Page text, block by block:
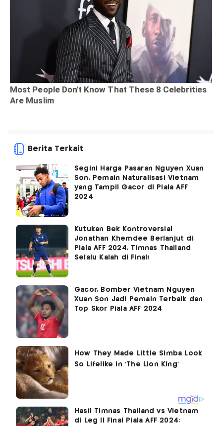
Berita Terkait
Segini Harga Pasaran Nguyen Xuan
Son, Pemain Naturalisasi Vietnam
yang Tampil Gacor di Piala AFF
2024
Kutukan Bek Kontroversial
Jonathan Khemdee Berlanjut di
Piala AFF 2024, Timnas Thailand
Selalu Kalah di Final!
Gacor, Bomber Vietnam Nguyen
Xuan Son Jadi Pemain Terbaik dan
Top Skor Piala AFF 2024
Hasil Timnas Thailand vs Vietnam
di Leg II Final Piala AFF 2024: